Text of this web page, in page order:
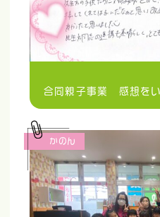
合同親子事業 感想をい
かのん